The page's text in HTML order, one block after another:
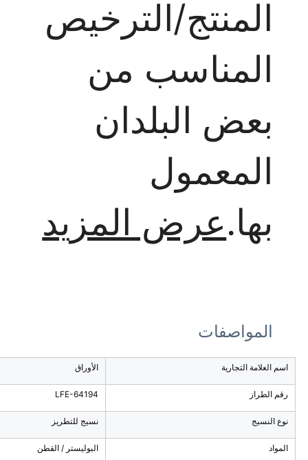
المنتج/الترخيص
المناسب من
بعض البلدان
المعمول
بها.عرض المزيد
المواصفات
اسم العلامة التجارية الأوراق
رقم الطراز LFE-64194
نوع النسيج نسيج للتطريز
المواد البوليستر / القطن